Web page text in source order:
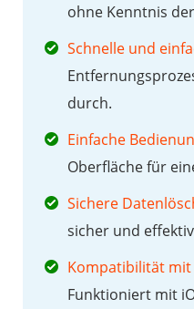
ohne Kenntnis
Schnelle und
durch.
Einfache
Oberfläche für
Sichere
sicher und
Kompatibilität mit
Funktioniert mit